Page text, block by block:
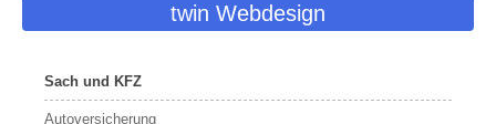
twin Webdesign
Sach und KFZ
Autoversicherung